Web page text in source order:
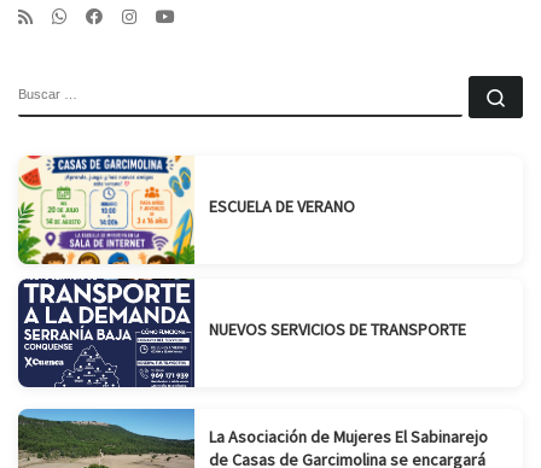
ESCUELA DE VERANO
NUEVOS SERVICIOS DE TRANSPORTE
La Asociación de Mujeres El Sabinarejo
de Casas de Garcimolina se encargará